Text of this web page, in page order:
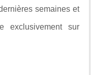
semaines et
exclusivement sur